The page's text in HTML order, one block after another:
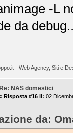
-L
da
- Web Agency, Siti e
Re: NAS domestici
« Risposta #16 il: 02
da: